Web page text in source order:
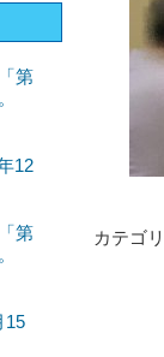
カテゴリ
第
12
第
15